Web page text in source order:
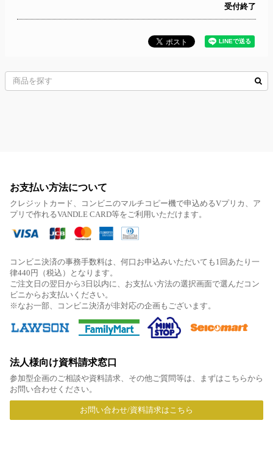
受付終了
お支払い方法について
クレジットカード、コンビニのマルチコピー機で申込めるVプリカ、ア
プリで作れるVANDLE CARD等をご利用いただけます。
コンビニ決済の事務手数料は、何口お申込みいただいても1回あたり一
律440円（税込）となります。
ご注文日の翌日から3日以内に、お支払い方法の選択画面で選んだコン
ビニからお支払いください。
※なお一部、コンビニ決済が非対応の企画もございます。
法人様向け資料請求窓口
参加型企画のご相談や資料請求、その他ご質問等は、まずはこちらから
お問い合わせください。
お問い合わせ/資料請求はこちら